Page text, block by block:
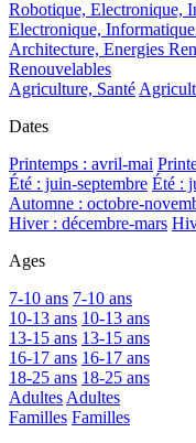
Robotique, Electronique,
Electronique,
Architecture, Energies
Renouvelables
Agriculture, Santé
Dates
Printemps : avril-mai
Été : juin-septembre Été :
Automne : octobre-
Hiver : décembre-mars
Ages
7-10 ans 7-10 ans
10-13 ans 10-13 ans
13-15 ans 13-15 ans
16-17 ans 16-17 ans
18-25 ans 18-25 ans
Adultes Adultes
Familles Familles